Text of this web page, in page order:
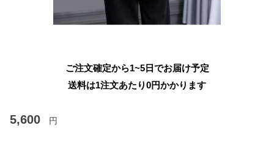
ご注文確定から1~5日でお届け予定
送料は1注文あたり0円かかります
5,600 円